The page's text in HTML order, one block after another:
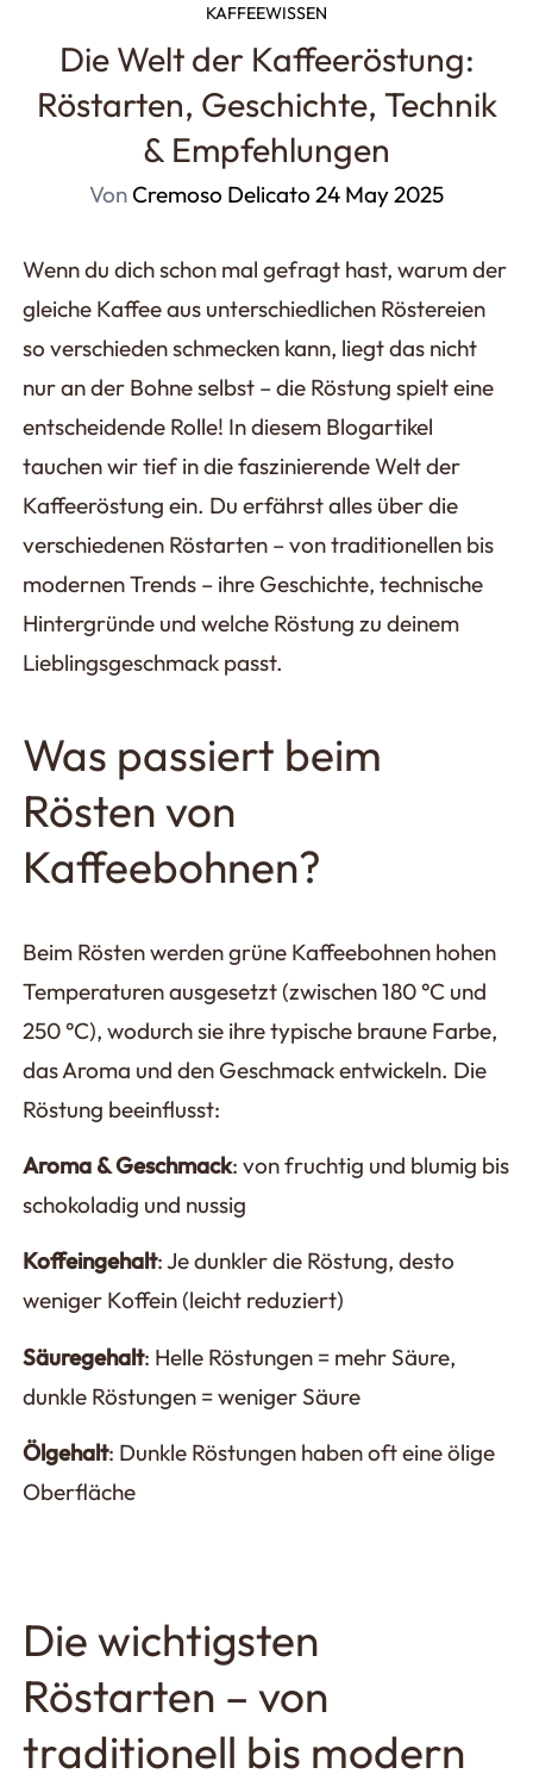
KAFFEEWISSEN
Die Welt der Kaffeeröstung:
Röstarten, Geschichte, Technik
& Empfehlungen
Von Cremoso Delicato 24 May 2025
Wenn du dich schon mal gefragt hast, warum der
gleiche Kaffee aus unterschiedlichen Röstereien
so verschieden schmecken kann, liegt das nicht
nur an der Bohne selbst – die Röstung spielt eine
entscheidende Rolle! In diesem Blogartikel
tauchen wir tief in die faszinierende Welt der
Kaffeeröstung ein. Du erfährst alles über die
verschiedenen Röstarten – von traditionellen bis
modernen Trends – ihre Geschichte, technische
Hintergründe und welche Röstung zu deinem
Lieblingsgeschmack passt.
Was passiert beim
Rösten von
Kaffeebohnen?
Beim Rösten werden grüne Kaffeebohnen hohen
Temperaturen ausgesetzt (zwischen 180 °C und
250 °C), wodurch sie ihre typische braune Farbe,
das Aroma und den Geschmack entwickeln. Die
Röstung beeinflusst:
Aroma & Geschmack: von fruchtig und blumig bis
schokoladig und nussig
Koffeingehalt: Je dunkler die Röstung, desto
weniger Koffein (leicht reduziert)
Säuregehalt: Helle Röstungen = mehr Säure,
dunkle Röstungen = weniger Säure
Ölgehalt: Dunkle Röstungen haben oft eine ölige
Oberfläche
Die wichtigsten
Röstarten – von
traditionell bis modern